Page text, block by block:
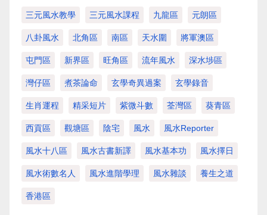
三元風水教學 三元風水課程 九龍區 元朗區
八卦風水 北角區 南區 天水圍 將軍澳區
屯門區 新界區 旺角區 流年風水 深水埗區
灣仔區 煮茶論命 玄學奇異過案 玄學錄音
生肖運程 精采短片 紫微斗數 荃灣區 葵青區
西貢區 觀塘區 陰宅 風水 風水Reporter
風水十八區 風水古書新譯 風水基本功 風水擇日
風水術數名人 風水進階學理 風水雜談 養生之道
香港區